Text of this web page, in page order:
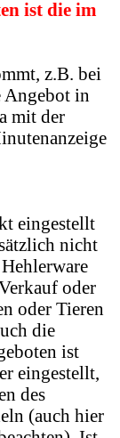
ist die im
z.B. bei
Angebot in
mit der
eingestellt
nicht
oder
oder Tieren
die
ist
eingestellt,
des
(auch hier